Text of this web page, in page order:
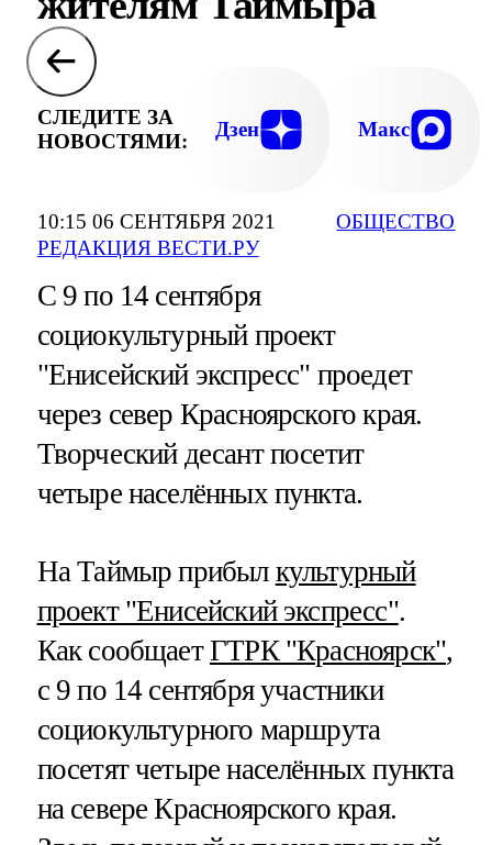
10:15 06 СЕНТЯБРЯ 2021
РЕДАКЦИЯ ВЕСТИ.РУ
ОБЩЕСТВО
СЛЕДИТЕ ЗА
НОВОСТЯМИ:
Дзен Макс
С 9 по 14 сентября
социокультурный проект
"Енисейский экспресс" проедет
через север Красноярского края.
Творческий десант посетит
четыре населённых пункта.
На Таймыр прибыл культурный
проект "Енисейский экспресс".
Как сообщаетГТРК "Красноярск",
с 9 по 14 сентября участники
социокультурного маршрута
посетят четыре населённых пункта
на севере Красноярского края.